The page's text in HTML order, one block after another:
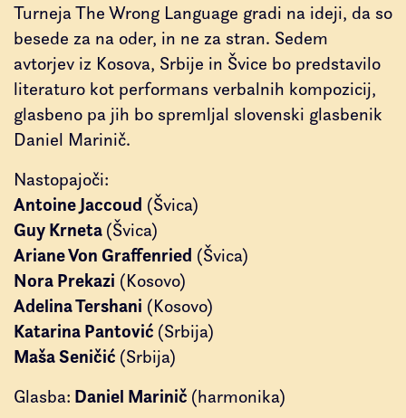
Turneja The Wrong Language gradi na ideji, da so
besede za na oder, in ne za stran. Sedem
avtorjev iz Kosova, Srbije in Švice bo predstavilo
literaturo kot performans verbalnih kompozicij,
glasbeno pa jih bo spremljal slovenski glasbenik
Daniel Marinič.
Nastopajoči:
Antoine Jaccoud (Švica)
Guy Krneta (Švica)
Ariane Von Graffenried (Švica)
Nora Prekazi (Kosovo)
Adelina Tershani (Kosovo)
Katarina Pantović (Srbija)
Maša Seničić (Srbija)
Glasba: Daniel Marinič (harmonika)